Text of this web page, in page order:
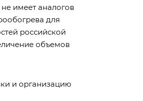
имеет аналогов
для
российской
объемов
и организацию